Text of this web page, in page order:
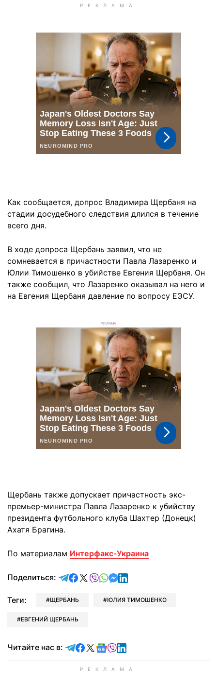
Как сообщается, допрос Владимира Щербаня на
стадии досудебного следствия длился в течение
всего дня.
В ходе допроса Щербань заявил, что не
сомневается в причастности Павла Лазаренко и
Юлии Тимошенко в убийстве Евгения Щербаня. Он
также сообщил, что Лазаренко оказывал на него и
на Евгения Щербаня давление по вопросу ЕЭСУ.
РЕКЛАМА
Щербань также допускает причастность экс-
премьер-министра Павла Лазаренко к убийству
президента футбольного клуба Шахтер (Донецк)
Ахатя Брагина.
По материалам Интерфакс-Украина
Поделиться: отправить в Telegram
поделиться в Facebook
поделиться в X
отправить в Viber
отправить в Whatsapp
отправить в Messenger
отправить в LinkedIn
Теги: ЩЕРБАНЬ ЮЛИЯ ТИМОШЕНКО
ЕВГЕНИЙ ЩЕРБАНЬ
Читайте нас в: Читайте в Telegram
Читайте в Facebook
Читайте в X
Читайте в Google news
Читайте в Viber
Читайте в LinkedIn